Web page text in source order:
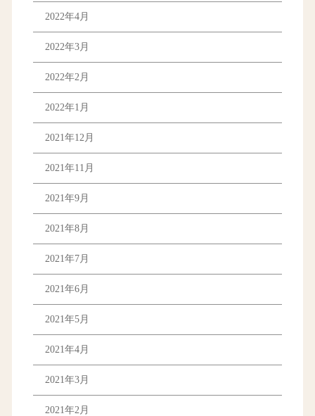
2022年4月
2022年3月
2022年2月
2022年1月
2021年12月
2021年11月
2021年9月
2021年8月
2021年7月
2021年6月
2021年5月
2021年4月
2021年3月
2021年2月